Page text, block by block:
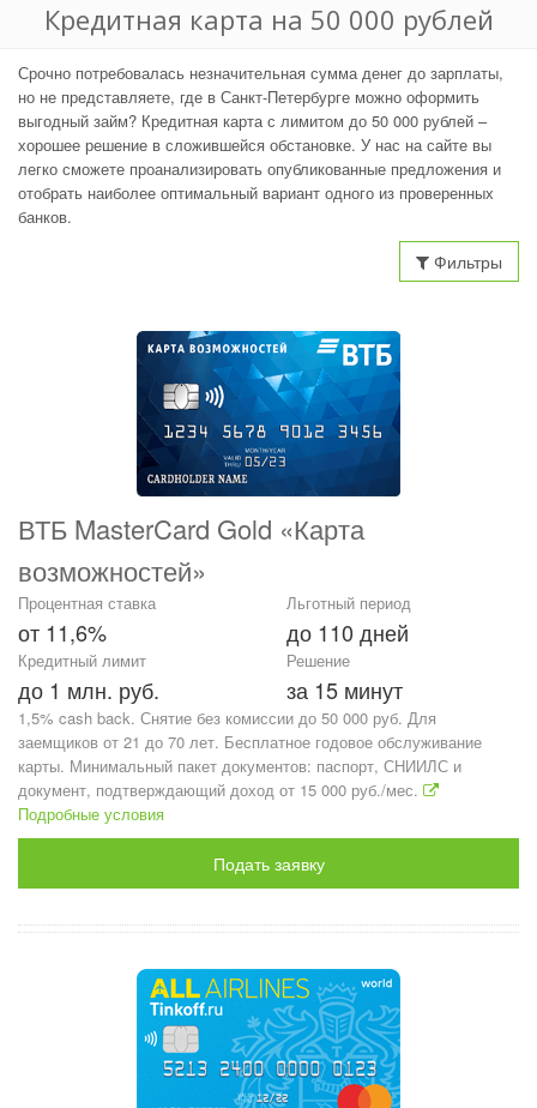
Кредитная карта на 50 000 рублей
Срочно потребовалась незначительная сумма денег до зарплаты,
но не представляете, где в Санкт-Петербурге можно оформить
выгодный займ? Кредитная карта с лимитом до 50 000 рублей –
хорошее решение в сложившейся обстановке. У нас на сайте вы
легко сможете проанализировать опубликованные предложения и
отобрать наиболее оптимальный вариант одного из проверенных
банков.
Фильтры
ВТБ MasterCard Gold «Карта
возможностей»
Процентная ставка
от 11,6%
Льготный период
до 110 дней
Кредитный лимит
до 1 млн. руб.
Решение
за 15 минут
1,5% cash back. Снятие без комиссии до 50 000 руб. Для
заемщиков от 21 до 70 лет. Бесплатное годовое обслуживание
карты. Минимальный пакет документов: паспорт, СНИИЛС и
документ, подтверждающий доход от 15 000 руб./мес.
Подробные условия
Подать заявку